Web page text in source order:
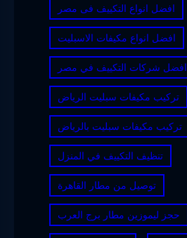
افضل انواع التكييف فى مصر
افضل انواع مكيفات الاسبليت
افضل شركات التكييف في مصر
تركيب مكيفات سبليت الرياض
تركيب مكيفات سبليت بالرياض
تنظيف التكييف في المنزل
توصيل من مطار القاهرة
حجز ليموزين مطار برج العرب